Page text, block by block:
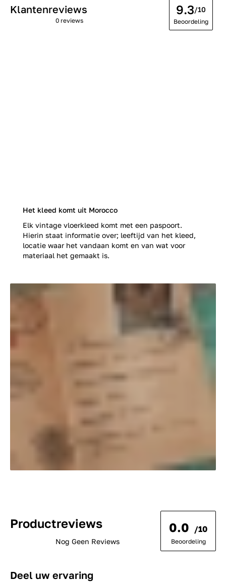
Het kleed komt uit Morocco
Elk vintage vloerkleed komt met een paspoort.
Hierin staat informatie over; leeftijd van het kleed,
locatie waar het vandaan komt en van wat voor
materiaal het gemaakt is.
Klantenreviews
0 reviews
9.3/10
Beoordeling
Productreviews
Nog Geen Reviews
0.0 /10
Beoordeling
Deel uw ervaring